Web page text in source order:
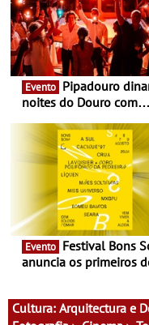
Evento
noites do Douro com
vinho, gastronomia e
música
Evento
anuncia os primeiros
Cultura: Arquitectura e